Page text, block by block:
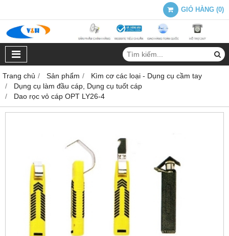
GIỎ HÀNG (0)
Trang chủ Sản phẩm
Kìm cơ các loại - Dụng cụ cầm tay
Dụng cụ làm đầu cáp, Dụng cụ tuốt cáp
Dao rọc vỏ cáp OPT LY26-4